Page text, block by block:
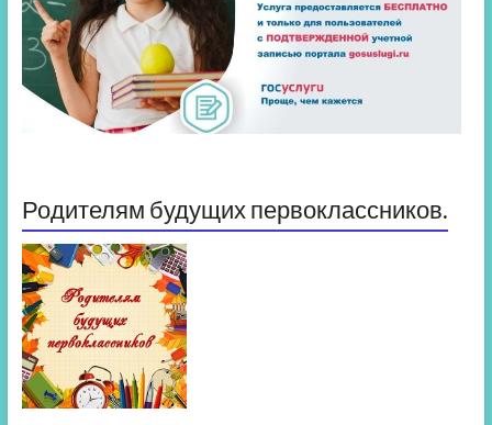
Родителям будущих первоклассников.